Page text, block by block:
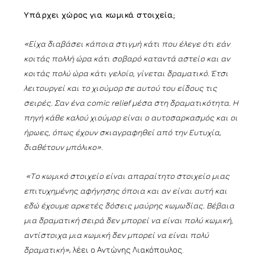
Υπάρχει χώρος για κωμικά στοιχεία;
«Είχα διαβάσει κάποια στιγμή κάτι που έλεγε ότι εάν
κοιτάς πολλή ώρα κάτι σοβαρό καταντά αστείο και αν
κοιτάς πολύ ώρα κάτι γελοίο, γίνεται δραματικό. Έτσι
λειτουργεί και το χιούμορ σε αυτού του είδους τις
σειρές. Σαν ένα comic relief μέσα στη δραματικότητα. Η
πηγή κάθε καλού χιούμορ είναι ο αυτοσαρκασμός και οι
ήρωες, όπως έχουν σκιαγραφηθεί από την Ευτυχία,
διαθέτουν μπόλικο».
«Το κωμικό στοιχείο είναι απαραίτητο στοιχείο μιας
επιτυχημένης αφήγησης όποια και αν είναι αυτή και
εδώ έχουμε αρκετές δόσεις μαύρης κωμωδίας. Βέβαια
μια δραματική σειρά δεν μπορεί να είναι πολύ κωμική,
αντίστοιχα μια κωμική δεν μπορεί να είναι πολύ
δραματική», λέει ο Αντώνης Λιακόπουλος.